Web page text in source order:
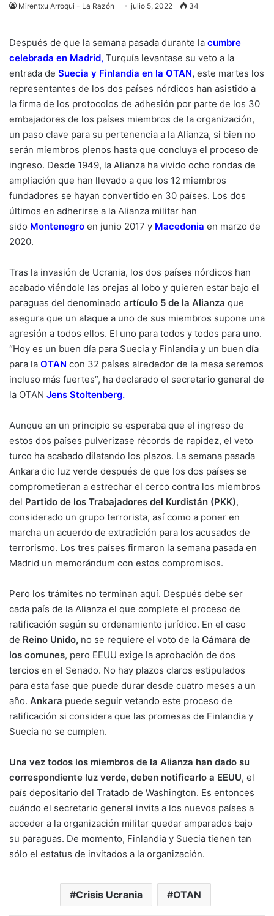
Mirentxu Arroqui - La Razón julio 5, 2022 34
Después de que la semana pasada durante la cumbre
celebrada en Madrid, Turquía levantase su veto a la
entrada de Suecia y Finlandia en la OTAN, este martes los
representantes de los dos países nórdicos han asistido a
la firma de los protocolos de adhesión por parte de los 30
embajadores de los países miembros de la organización,
un paso clave para su pertenencia a la Alianza, si bien no
serán miembros plenos hasta que concluya el proceso de
ingreso. Desde 1949, la Alianza ha vivido ocho rondas de
ampliación que han llevado a que los 12 miembros
fundadores se hayan convertido en 30 países. Los dos
últimos en adherirse a la Alianza militar han
sido Montenegro en junio 2017 y Macedonia en marzo de
2020.
Tras la invasión de Ucrania, los dos países nórdicos han
acabado viéndole las orejas al lobo y quieren estar bajo el
paraguas del denominado artículo 5 de la Alianza que
asegura que un ataque a uno de sus miembros supone una
agresión a todos ellos. El uno para todos y todos para uno.
“Hoy es un buen día para Suecia y Finlandia y un buen día
para la OTAN con 32 países alrededor de la mesa seremos
incluso más fuertes”, ha declarado el secretario general de
la OTAN Jens Stoltenberg.
Aunque en un principio se esperaba que el ingreso de
estos dos países pulverizase récords de rapidez, el veto
turco ha acabado dilatando los plazos. La semana pasada
Ankara dio luz verde después de que los dos países se
comprometieran a estrechar el cerco contra los miembros
del Partido de los Trabajadores del Kurdistán (PKK),
considerado un grupo terrorista, así como a poner en
marcha un acuerdo de extradición para los acusados de
terrorismo. Los tres países firmaron la semana pasada en
Madrid un memorándum con estos compromisos.
Pero los trámites no terminan aquí. Después debe ser
cada país de la Alianza el que complete el proceso de
ratificación según su ordenamiento jurídico. En el caso
de Reino Unido, no se requiere el voto de la Cámara de
los comunes, pero EEUU exige la aprobación de dos
tercios en el Senado. No hay plazos claros estipulados
para esta fase que puede durar desde cuatro meses a un
año. Ankara puede seguir vetando este proceso de
ratificación si considera que las promesas de Finlandia y
Suecia no se cumplen.
Una vez todos los miembros de la Alianza han dado su
correspondiente luz verde, deben notificarlo a EEUU, el
país depositario del Tratado de Washington. Es entonces
cuándo el secretario general invita a los nuevos países a
acceder a la organización militar quedar amparados bajo
su paraguas. De momento, Finlandia y Suecia tienen tan
sólo el estatus de invitados a la organización.
Crisis Ucrania OTAN